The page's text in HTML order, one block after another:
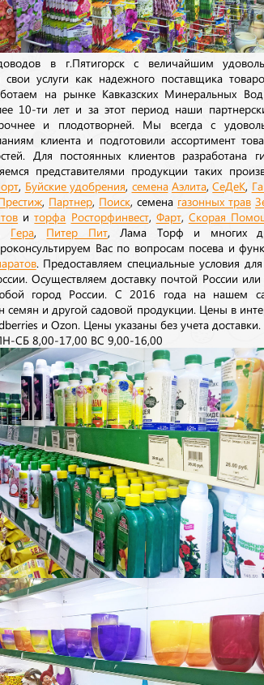
в г.Пятигорск с величайшим
свои услуги как надежного поставщика
на рынке Кавказских Минеральных
10-ти лет и за этот период наши
и плодотворней. Мы всегда с
клиента и подготовили ассортимент
Для постоянных клиентов разработана
представителями продукции таких
Буйские удобрения семена Аэлита,СеДеК
Престиж Партнер Поиск , семена газонных трав
иторфа Росторфинвест, Фарт, Скорая
Гера, Питер Пит, Лама Торф и многих
Вас по вопросам посева и
. Предоставляем специальные условия
Осуществляем доставку почтой России или
город России. С 2016 года на нашем
семян и другой садовой продукции. Цены в
и Ozon. Цены указаны без учета доставки.
СБ 8,00-17,00 ВС 9,00-16,00